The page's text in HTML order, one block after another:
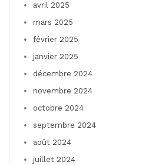
avril 2025
mars 2025
février 2025
janvier 2025
décembre 2024
novembre 2024
octobre 2024
septembre 2024
août 2024
juillet 2024